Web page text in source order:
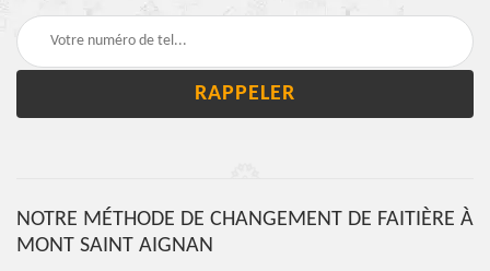
NOTRE MÉTHODE DE CHANGEMENT DE FAITIÈRE À
MONT SAINT AIGNAN